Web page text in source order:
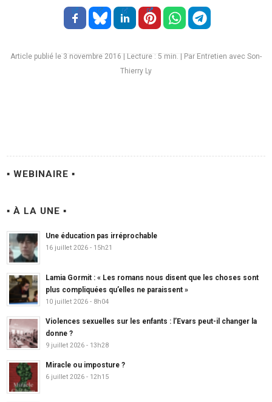
Article publié le 3 novembre 2016|Lecture : 5 min. | Par Entretien avec Son-
Thierry Ly
▪ WEBINAIRE ▪
▪ À LA UNE ▪
Une éducation pas irréprochable
16 juillet 2026 - 15h21
Lamia Gormit : « Les romans nous disent que les choses sont
plus compliquées qu’elles ne paraissent »
10 juillet 2026 - 8h04
Violences sexuelles sur les enfants : l’Evars peut-il changer la
donne ?
9 juillet 2026 - 13h28
Miracle ou imposture ?
6 juillet 2026 - 12h15